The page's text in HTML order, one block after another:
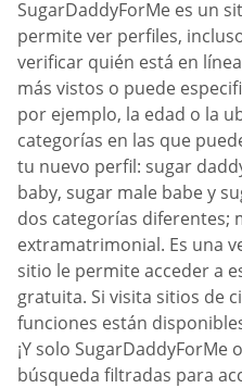
SugarDaddyForMe es un
permite ver perfiles,
verificar quién está en
más vistos o puede
por ejemplo, la edad o la
categorías en las que
tu nuevo perfil: sugar
baby, sugar male babe y
dos categorías diferentes;
extramatrimonial. Es una
sitio le permite acceder a
gratuita. Si visita sitios de
funciones están
¡Y solo SugarDaddyForMe
búsqueda filtradas para